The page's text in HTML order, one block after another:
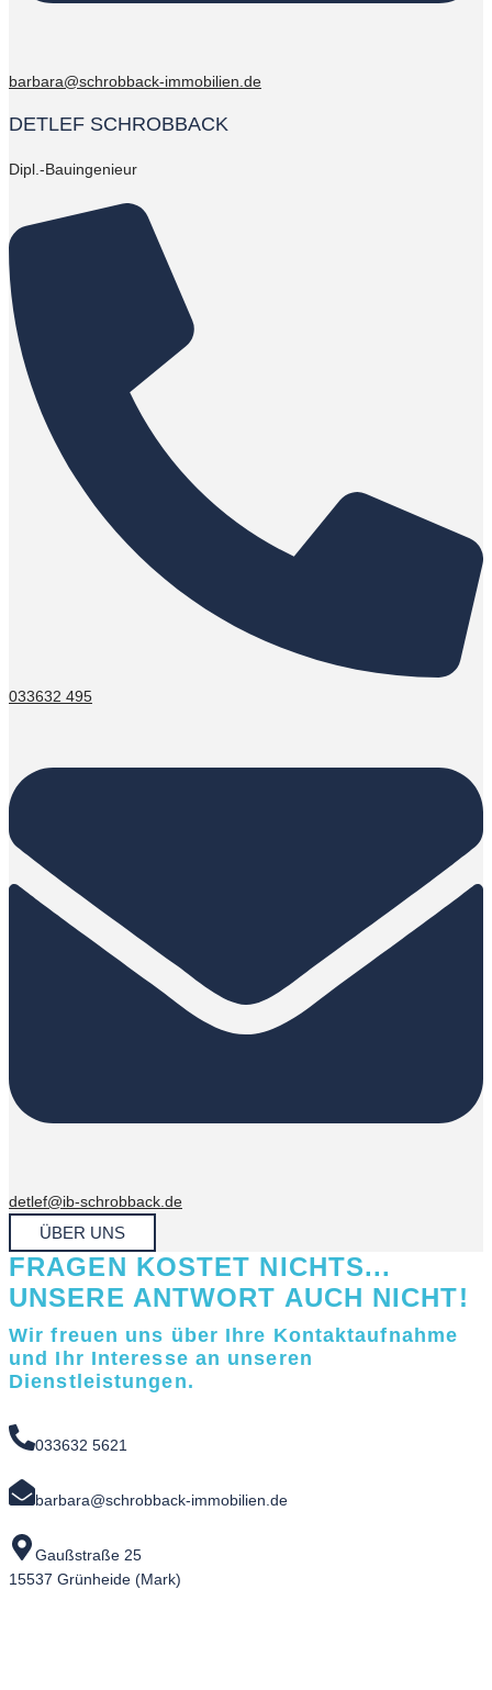
barbara@schrobback-immobilien.de
DETLEF SCHROBBACK
Dipl.-Bauingenieur
033632 495
detlef@ib-schrobback.de
ÜBER UNS
FRAGEN KOSTET NICHTS...
UNSERE ANTWORT AUCH NICHT!
Wir freuen uns über Ihre Kontaktaufnahme
und Ihr Interesse an unseren
Dienstleistungen.
033632 5621
barbara@schrobback-immobilien.de
Gaußstraße 25
15537 Grünheide (Mark)